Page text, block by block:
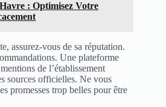
: Optimisez Votre
assurez-vous de sa réputation.
Une plateforme
de l’établissement
sources officielles. Ne vous
promesses trop belles pour être